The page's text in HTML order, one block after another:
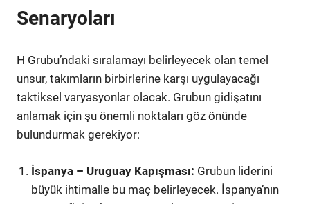
Senaryoları
H Grubu’ndaki sıralamayı belirleyecek olan temel
unsur, takımların birbirlerine karşı uygulayacağı
taktiksel varyasyonlar olacak. Grubun gidişatını
anlamak için şu önemli noktaları göz önünde
bulundurmak gerekiyor:
İspanya – Uruguay Kapışması: Grubun liderini
büyük ihtimalle bu maç belirleyecek. İspanya’nın